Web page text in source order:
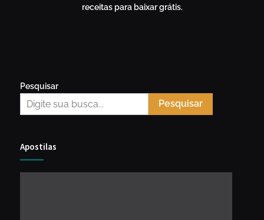
receitas para baixar grátis.
Pesquisar
Pesquisar
Apostilas